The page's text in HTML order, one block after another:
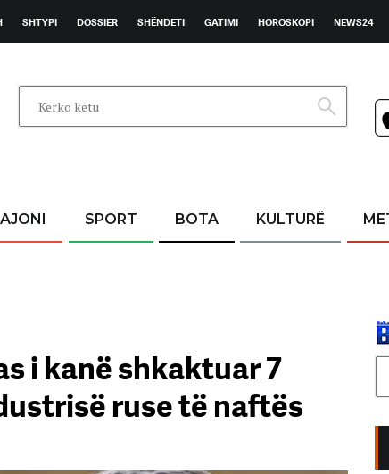
SHTYPI DOSSIER SHËNDETI GATIMI HOROSKOPI NEWS24
SPORT BOTA KULTURË
i kanë shkaktuar 7
ruse të naftës